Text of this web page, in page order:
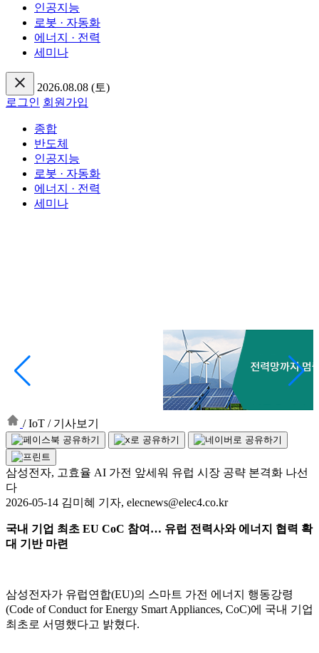
인공지능
로봇 · 자동화
에너지 · 전력
세미나
2026.08.08 (토)
로그인 회원가입
종합
반도체
인공지능
로봇 · 자동화
에너지 · 전력
세미나
/IoT / 기사보기
삼성전자, 고효율 AI 가전 앞세워 유럽 시장 공략 본격화 나선
다
2026-05-14 김미혜 기자, elecnews@elec4.co.kr
국내 기업 최초 EU CoC 참여… 유럽 전력사와 에너지 협력 확
대 기반 마련
삼성전자가 유럽연합(EU)의 스마트 가전 에너지 행동강령
(Code of Conduct for Energy Smart Appliances, CoC)에 국내 기업
최초로 서명했다고 밝혔다.